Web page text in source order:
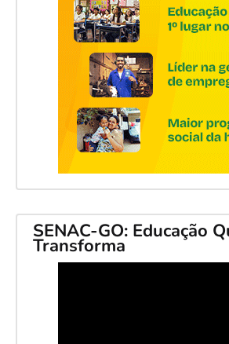
SENAC-GO: Educação
Transforma